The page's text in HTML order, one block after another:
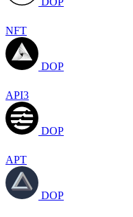
NFT
DOP
API3
DOP
APT
DOP